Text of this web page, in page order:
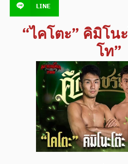
LINE
“ไคโตะ” คิมิโน
โท”